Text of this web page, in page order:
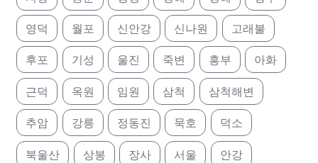
영덕 월포 신안강 신나원 고래불
후포 기성 울진 죽변 흥부 아화
근덕 옥원 임원 삼척 삼척해변
추암 강릉 정동진 묵호 덕소
북울산 상봉 장사 서울 안강